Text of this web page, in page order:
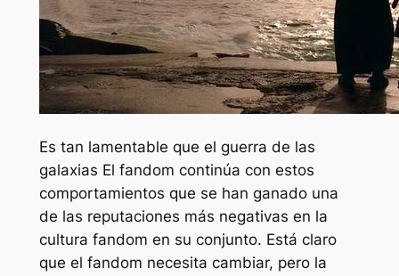
Es tan lamentable que el guerra de las
galaxias El fandom continúa con estos
comportamientos que se han ganado una
de las reputaciones más negativas en la
cultura fandom en su conjunto. Está claro
que el fandom necesita cambiar, pero la